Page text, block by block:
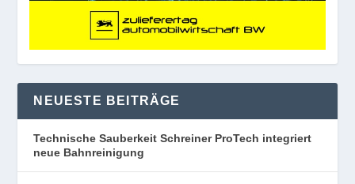
NEUESTE BEITRÄGE
Technische Sauberkeit Schreiner ProTech integriert
neue Bahnreinigung